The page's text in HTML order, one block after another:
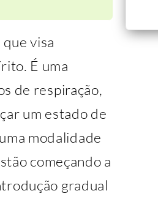
visa
É uma
de respiração,
um estado de
modalidade
começando a
gradual